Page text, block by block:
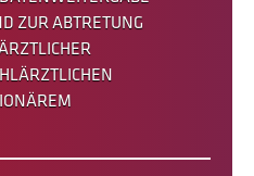
ZUR ABTRETUNG